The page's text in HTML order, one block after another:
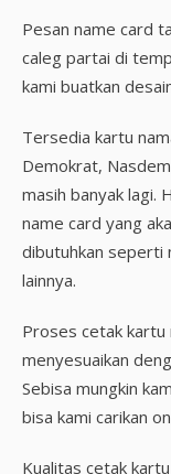
Pesan name card
caleg partai di
kami buatkan
Tersedia kartu
Demokrat,
masih banyak lagi.
name card yang
dibutuhkan seperti
lainnya.
Proses cetak kartu
menyesuaikan
Sebisa mungkin
bisa kami carikan
Kualitas cetak